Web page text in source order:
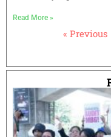
Read More »
« Previous